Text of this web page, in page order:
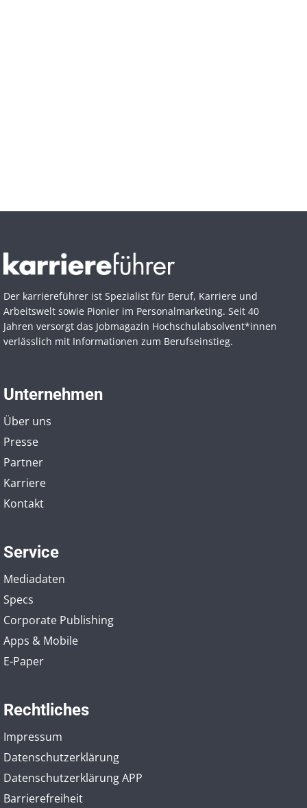
Der karriereführer ist Spezialist für Beruf, Karriere und
Arbeitswelt sowie Pionier im Personal­marketing. Seit 40
Jahren versorgt das Jobmagazin Hochschul­absolvent*innen
verlässlich mit Informationen zum Berufseinstieg.
Unternehmen
Über uns
Presse
Partner
Karriere
Kontakt
Service
Mediadaten
Specs
Corporate Publishing
Apps & Mobile
E-Paper
Rechtliches
Impressum
Datenschutzerklärung
Datenschutzerklärung APP
Barrierefreiheit